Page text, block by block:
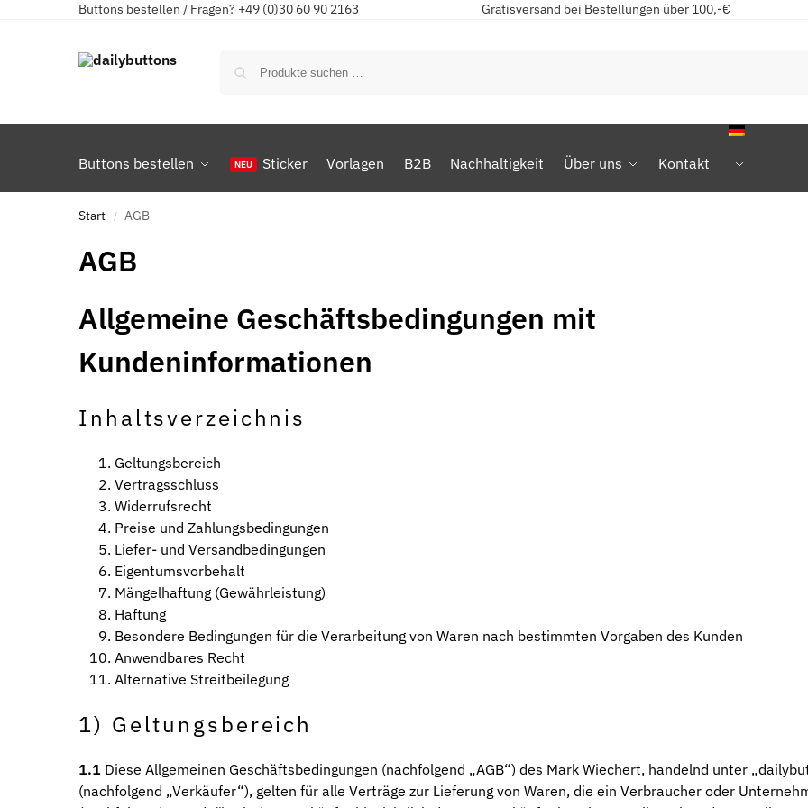
Buttons bestellen / Fragen? +49 (0)30 60 90 2163 Gratisversand bei Bestellungen über 100,-€
Buttons bestellen Sticker Vorlagen B2B Nachhaltigkeit Über uns Kontakt
Start / AGB
AGB
Allgemeine Geschäftsbedingungen mit
Kundeninformationen
Inhaltsverzeichnis
Geltungsbereich
Vertragsschluss
Widerrufsrecht
Preise und Zahlungsbedingungen
Liefer- und Versandbedingungen
Eigentumsvorbehalt
Mängelhaftung (Gewährleistung)
Haftung
Besondere Bedingungen für die Verarbeitung von Waren nach bestimmten Vorgaben des Kunden
Anwendbares Recht
Alternative Streitbeilegung
1) Geltungsbereich
1.1 Diese Allgemeinen Geschäftsbedingungen (nachfolgend „AGB“) des Mark Wiechert, handelnd unter
(nachfolgend „Verkäufer“), gelten für alle Verträge zur Lieferung von Waren, die ein Verbraucher oder